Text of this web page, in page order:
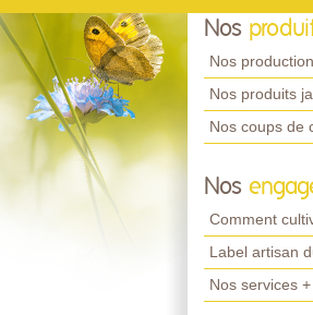
Nos
Nos
Nos produits
Nos coups de
Nos
Comment
Label artisan
Nos services +